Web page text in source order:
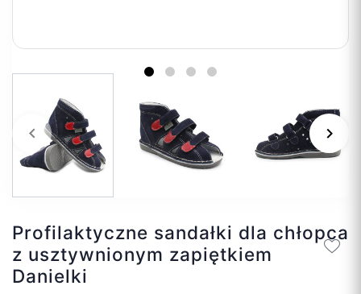
Poprzedni
keyboard_arrow_left keyboard_arrow_right
Profilaktyczne sandałki dla chłopca
z usztywnionym zapiętkiem
Danielki